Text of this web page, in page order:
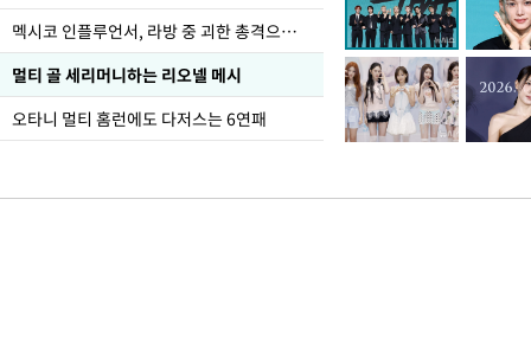
멕시코 인플루언서, 라방 중 괴한 총격으로 사망
멀티 골 세리머니하는 리오넬 메시
오타니 멀티 홈런에도 다저스는 6연패